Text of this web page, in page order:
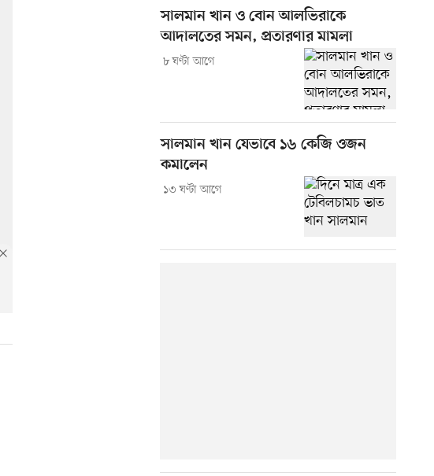
সালমান খান ও বোন আলভিরাকে
আদালতের সমন, প্রতারণার মামলা
৮ ঘণ্টা আগে
সালমান খান যেভাবে ১৬ কেজি ওজন
কমালেন
১৩ ঘণ্টা আগে